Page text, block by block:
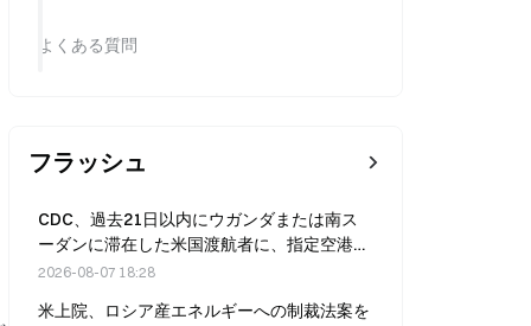
よくある質問
フラッシュ
CDC、過去21日以内にウガンダまたは南ス
ーダンに滞在した米国渡航者に、指定空港か
らの入国を義務付ける
2026-08-07 18:28
米上院、ロシア産エネルギーへの制裁法案を